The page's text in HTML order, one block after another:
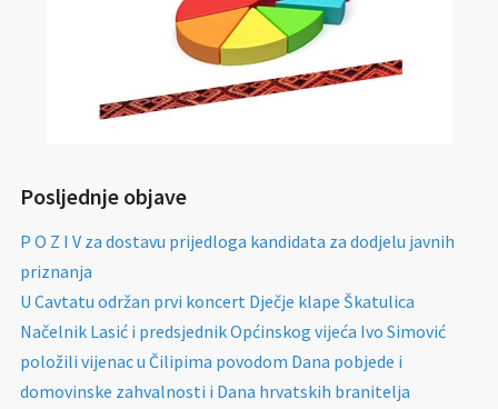
Posljednje objave
P O Z I V za dostavu prijedloga kandidata za dodjelu javnih
priznanja
U Cavtatu održan prvi koncert Dječje klape Škatulica
Načelnik Lasić i predsjednik Općinskog vijeća Ivo Simović
položili vijenac u Čilipima povodom Dana pobjede i
domovinske zahvalnosti i Dana hrvatskih branitelja